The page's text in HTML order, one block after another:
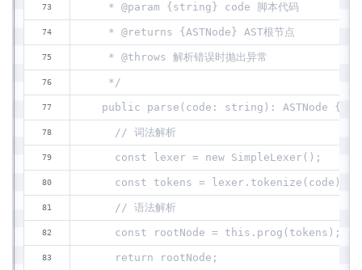
   * @param {string} code 脚本代码
   * @returns {ASTNode} AST根节点
   * @throws 解析错误时抛出异常
   */
  public parse(code: string): ASTNode {
    // 词法解析
    const lexer = new SimpleLexer();
    const tokens = lexer.tokenize(code);
    // 语法解析
    const rootNode = this.prog(tokens);
    return rootNode;